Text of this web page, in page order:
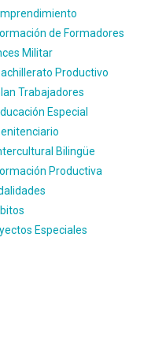
de Formadores
Militar
Productivo
Trabajadores
Especial
Bilingüe
Productiva
Especiales